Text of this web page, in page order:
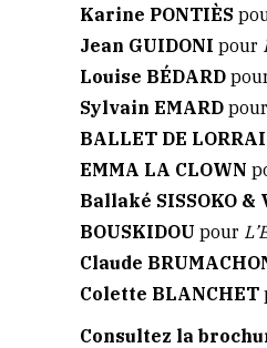
Karine PONTIÈS
Jean GUIDONI pour
Louise BÉDARD
Sylvain EMARD pour
BALLET DE
EMMA LA CLOWN
Ballaké SISSOKO &
BOUSKIDOU pour
Claude
Colette BLANCHET
Consultez la